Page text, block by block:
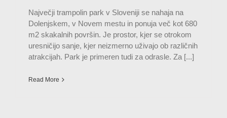
Največji trampolin park v Sloveniji se nahaja na
Dolenjskem, v Novem mestu in ponuja več kot 680
m2 skakalnih površin. Je prostor, kjer se otrokom
uresničijo sanje, kjer neizmerno uživajo ob različnih
atrakcijah. Park je primeren tudi za odrasle. Za [...]
Read More